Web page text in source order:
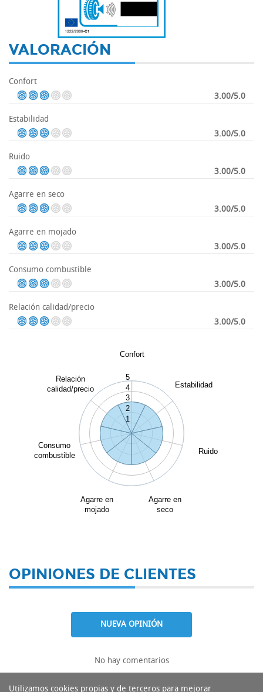
VALORACIÓN
Confort
3.00/5.0
Estabilidad
3.00/5.0
Ruido
3.00/5.0
Agarre en seco
3.00/5.0
Agarre en mojado
3.00/5.0
Consumo combustible
3.00/5.0
Relación calidad/precio
3.00/5.0
Confort
Estabilidad
Ruido
Agarre en
seco
Agarre en
mojado
Consumo
combustible
Relación
calidad/precio
1
2
3
4
5
OPINIONES DE CLIENTES
NUEVA OPINIÓN
No hay comentarios
Utilizamos cookies propias y de terceros para mejorar